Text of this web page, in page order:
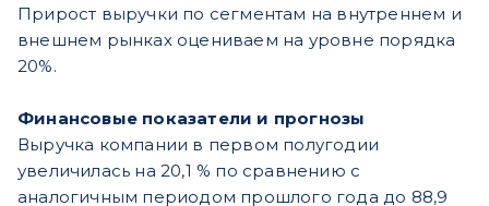
Прирост выручки по сегментам на внутреннем и
внешнем рынках оцениваем на уровне порядка
20%.
Финансовые показатели и прогнозы
Выручка компании в первом полугодии
увеличилась на 20,1 % по сравнению с
аналогичным периодом прошлого года до 88,9